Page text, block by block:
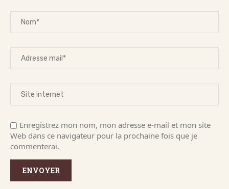
Enregistrez mon nom, mon adresse e-mail et mon site
Web dans ce navigateur pour la prochaine fois que je
commenterai.